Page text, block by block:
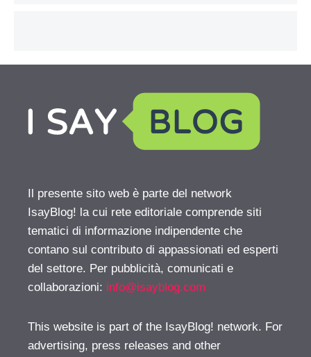
Il presente sito web è parte del network
IsayBlog! la cui rete editoriale comprende siti
tematici di informazione indipendente che
contano sul contributo di appassionati ed esperti
del settore. Per pubblicità, comunicati e
collaborazioni: info@isayblog.com
This website is part of the IsayBlog! network. For
advertising, press releases and other